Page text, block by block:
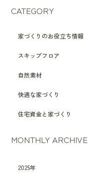
CATEGORY
家づくりのお役立ち情報
スキップフロア
自然素材
快適な家づくり
住宅資金と家づくり
MONTHLY ARCHIVE
2025年